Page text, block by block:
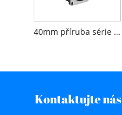
40mm příruba série AC 220V 5 párů pólů servomotor
Kontaktujte nás